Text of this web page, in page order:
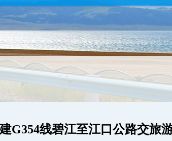
G354线碧江至江口公路交旅